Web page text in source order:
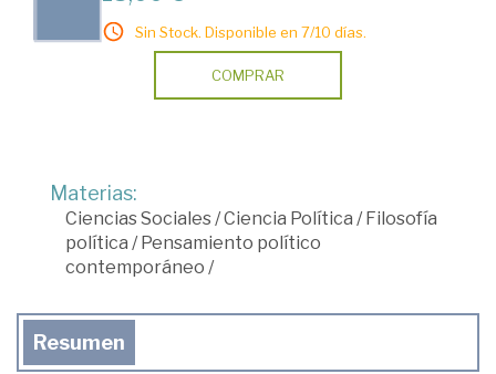
Sin Stock. Disponible en 7/10 días.
COMPRAR
Materias:
Ciencias Sociales /Ciencia Política /Filosofía
política /Pensamiento político
contemporáneo /
Resumen